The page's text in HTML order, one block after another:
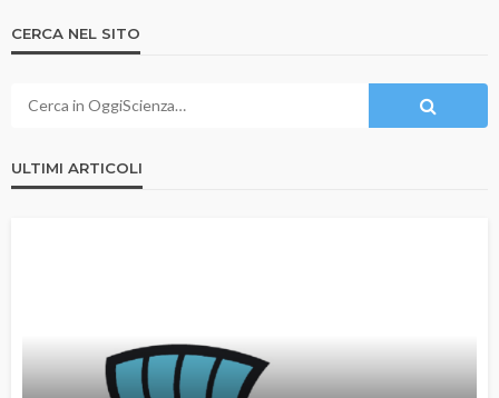
CERCA NEL SITO
ULTIMI ARTICOLI